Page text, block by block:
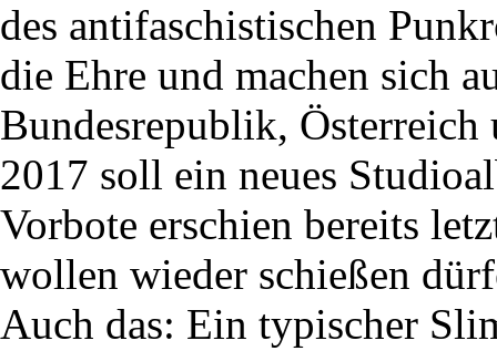
des antifaschistischen
die Ehre und machen sich
Bundesrepublik, Österreich
2017 soll ein neues
Vorbote erschien bereits
wollen wieder schießen
Auch das: Ein typischer